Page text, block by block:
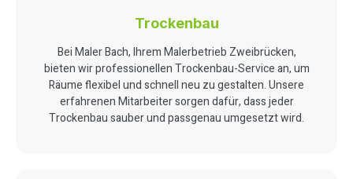
Trockenbau
Bei Maler Bach, Ihrem Malerbetrieb Zweibrücken,
bieten wir professionellen Trockenbau-Service an, um
Räume flexibel und schnell neu zu gestalten. Unsere
erfahrenen Mitarbeiter sorgen dafür, dass jeder
Trockenbau sauber und passgenau umgesetzt wird.